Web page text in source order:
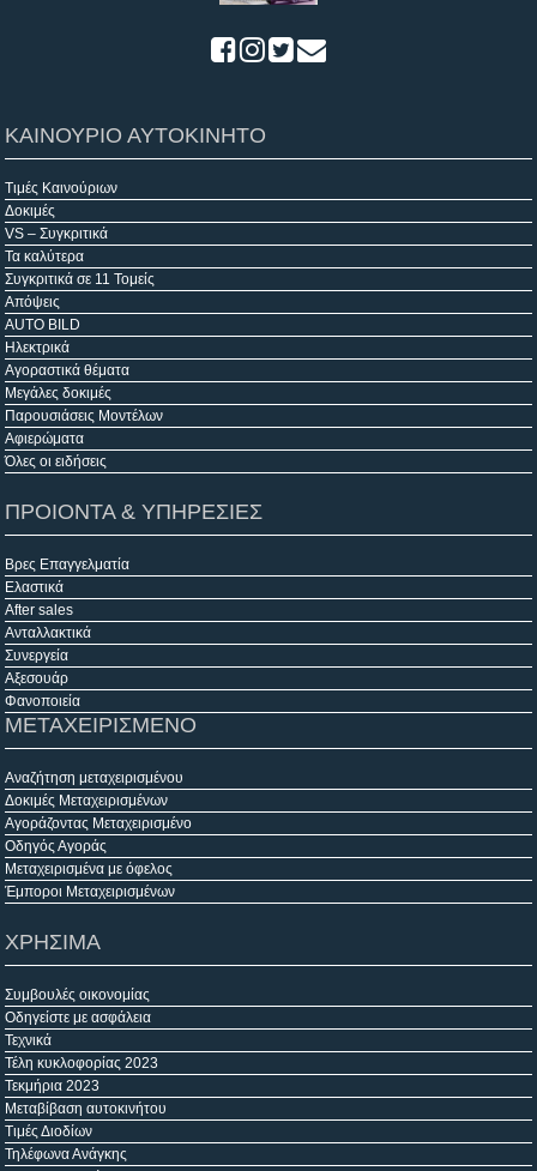
ΚΑΙΝΟΥΡΙΟ ΑΥΤΟΚΙΝΗΤΟ
Τιμές Καινούριων
Δοκιμές
VS – Συγκριτικά
Τα καλύτερα
Συγκριτικά σε 11 Τομείς
Απόψεις
AUTO BILD
Ηλεκτρικά
Αγοραστικά θέματα
Μεγάλες δοκιμές
Παρουσιάσεις Μοντέλων
Αφιερώματα
Όλες οι ειδήσεις
ΠΡΟΙΟΝΤΑ & ΥΠΗΡΕΣΙΕΣ
Βρες Επαγγελματία
Ελαστικά
After sales
Ανταλλακτικά
Συνεργεία
Αξεσουάρ
Φανοποιεία
ΜΕΤΑΧΕΙΡΙΣΜΕΝΟ
Αναζήτηση μεταχειρισμένου
Δοκιμές Μεταχειρισμένων
Αγοράζοντας Μεταχειρισμένο
Οδηγός Αγοράς
Μεταχειρισμένα με όφελος
Έμποροι Μεταχειρισμένων
ΧΡΗΣΙΜΑ
Συμβουλές οικονομίας
Οδηγείστε με ασφάλεια
Τεχνικά
Τέλη κυκλοφορίας 2023
Τεκμήρια 2023
Μεταβίβαση αυτοκινήτου
Τιμές Διοδίων
Τηλέφωνα Ανάγκης